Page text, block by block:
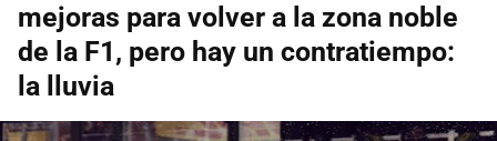
mejoras para volver a la zona noble
de la F1, pero hay un contratiempo:
la lluvia